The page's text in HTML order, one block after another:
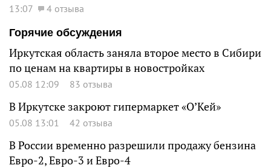
13:07
4 отзыва
Горячие обсуждения
Иркутская область заняла второе место в Сибири
по ценам на квартиры в новостройках
05.08 12:09 83 отзыва
В Иркутске закроют гипермаркет «О’Кей»
05.08 13:01 42 отзыва
В России временно разрешили продажу бензина
Евро-2, Евро-3 и Евро-4